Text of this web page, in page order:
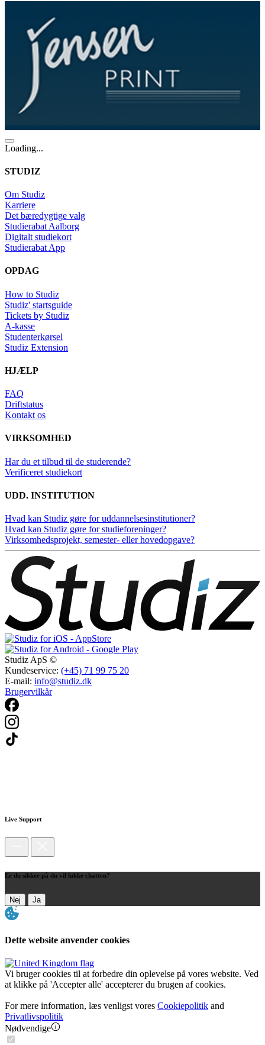
Loading...
STUDIZ
Om Studiz
Karriere
Det bæredygtige valg
Studierabat Aalborg
Digitalt studiekort
Studierabat App
OPDAG
How to Studiz
Studiz' startsguide
Tickets by Studiz
A-kasse
Studenterkørsel
Studiz Extension
HJÆLP
FAQ
Driftstatus
Kontakt os
VIRKSOMHED
Har du et tilbud til de studerende?
Verificeret studiekort
UDD. INSTITUTION
Hvad kan Studiz gøre for uddannelsesinstitutioner?
Hvad kan Studiz gøre for studieforeninger?
Virksomhedsprojekt, semester- eller hovedopgave?
Studiz ApS ©
Kundeservice: (+45) 71 99 75 20
E-mail: info@studiz.dk
Brugervilkår
Live Support
Er du sikker på du vil lukke chatten?
Nej Ja
Dette website anvender cookies
Vi bruger cookies til at forbedre din oplevelse på vores website. Ved
at klikke på 'Accepter alle' accepterer du brugen af cookies.
For mere information, læs venligst vores Cookiepolitik and
Privatlivspolitik
Nødvendige